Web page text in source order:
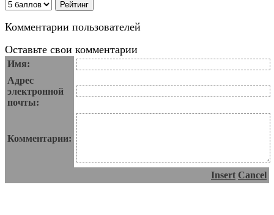
Комментарии пользователей
Оставьте свои комментарии
Имя:
Адрес
электронной
почты:
Комментарии:
Insert Cancel